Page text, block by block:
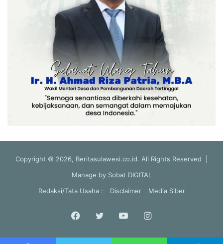
Copyright © 2026, Beritasulawesi.co.id. All Rights Reserved |
Manage by Sobat DIGITAL
Redaksi/Tata Usaha :
Disclaimer Media Siber
Facebook
Twitter YouTubeInstagram